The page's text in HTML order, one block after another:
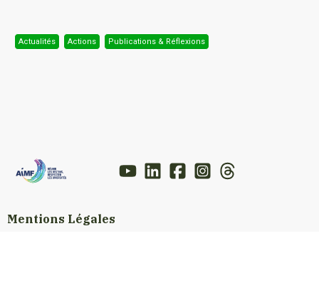
Actualités Actions Publications & Réflexions
Mentions Légales